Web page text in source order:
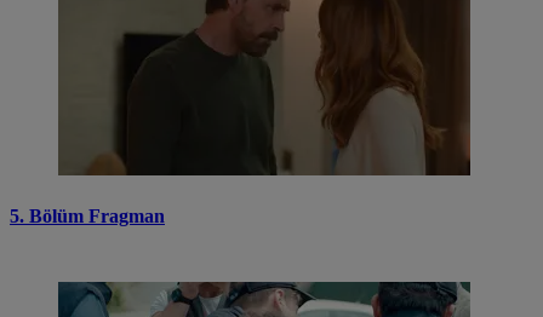
5. Bölüm Fragman